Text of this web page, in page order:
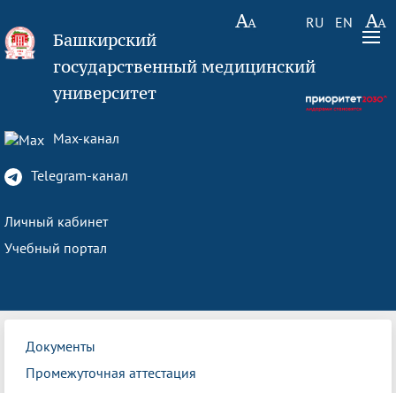
RU EN
Башкирский
государственный медицинский
университет
Max-канал
Telegram-канал
Личный кабинет
Учебный портал
Документы
Промежуточная аттестация